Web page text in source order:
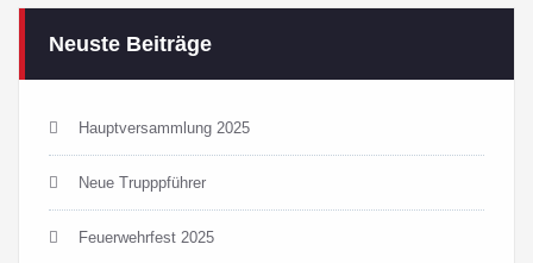
Neuste Beiträge
Hauptversammlung 2025
Neue Trupppführer
Feuerwehrfest 2025